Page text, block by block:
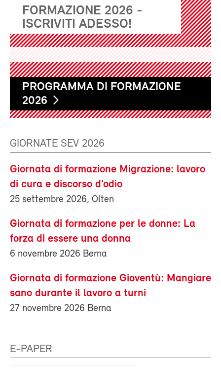
FORMAZIONE 2026 -
ISCRIVITI ADESSO!
PROGRAMMA DI FORMAZIONE
2026
GIORNATE SEV 2026
Giornata di formazione Migrazione: lavoro
di cura e discorso d’odio
25 settembre 2026, Olten
Giornata di formazione per le donne: La
forza di essere una donna
6 novembre 2026 Berna
Giornata di formazione Gioventù: Mangiare
sano durante il lavoro a turni
27 novembre 2026 Berna
E-PAPER